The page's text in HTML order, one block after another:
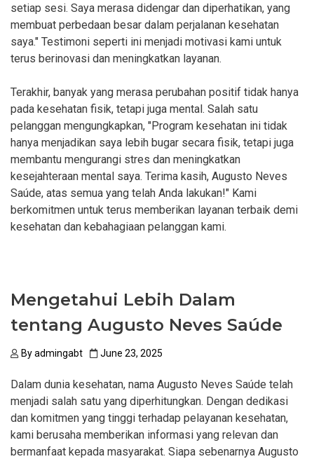
setiap sesi. Saya merasa didengar dan diperhatikan, yang
membuat perbedaan besar dalam perjalanan kesehatan
saya." Testimoni seperti ini menjadi motivasi kami untuk
terus berinovasi dan meningkatkan layanan.
Terakhir, banyak yang merasa perubahan positif tidak hanya
pada kesehatan fisik, tetapi juga mental. Salah satu
pelanggan mengungkapkan, "Program kesehatan ini tidak
hanya menjadikan saya lebih bugar secara fisik, tetapi juga
membantu mengurangi stres dan meningkatkan
kesejahteraan mental saya. Terima kasih, Augusto Neves
Saúde, atas semua yang telah Anda lakukan!" Kami
berkomitmen untuk terus memberikan layanan terbaik demi
kesehatan dan kebahagiaan pelanggan kami.
Mengetahui Lebih Dalam
tentang Augusto Neves Saúde
Byadmingabt June 23, 2025
Dalam dunia kesehatan, nama Augusto Neves Saúde telah
menjadi salah satu yang diperhitungkan. Dengan dedikasi
dan komitmen yang tinggi terhadap pelayanan kesehatan,
kami berusaha memberikan informasi yang relevan dan
bermanfaat kepada masyarakat. Siapa sebenarnya Augusto